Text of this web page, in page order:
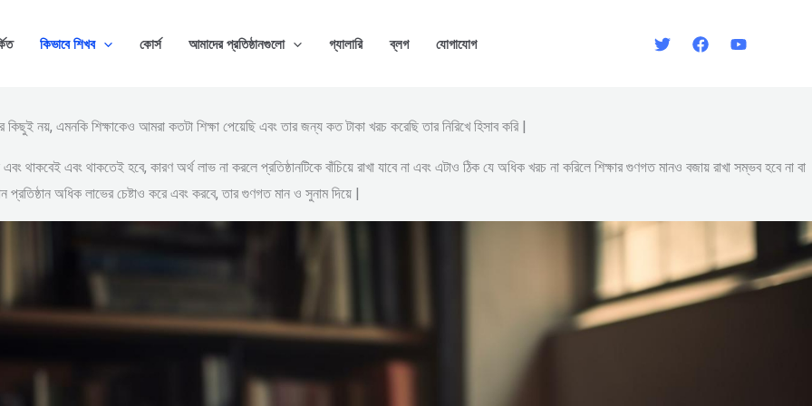
কিভাবে শিখব কোর্স আমাদের প্রতিষ্ঠানগুলো গ্যালারি ব্লগ যোগাযোগ
নয়, এমনকি শিক্ষাকেও আমরা কতটা শিক্ষা পেয়েছি এবং তার জন্য কত টাকা খরচ করেছি তার নিরিখে হিসাব করি |
এবং থাকতেই হবে, কারণ অর্থ লাভ না করলে প্রতিষ্ঠানটিকে বাঁচিয়ে রাখা যাবে না এবং এটাও ঠিক যে অধিক খরচ না করিলে শিক্ষার গুণগত মানও বজায় রাখা সম্ভব হবে না বা
অধিক লাভের চেষ্টাও করে এবং করবে, তার গুণগত মান ও সুনাম দিয়ে |